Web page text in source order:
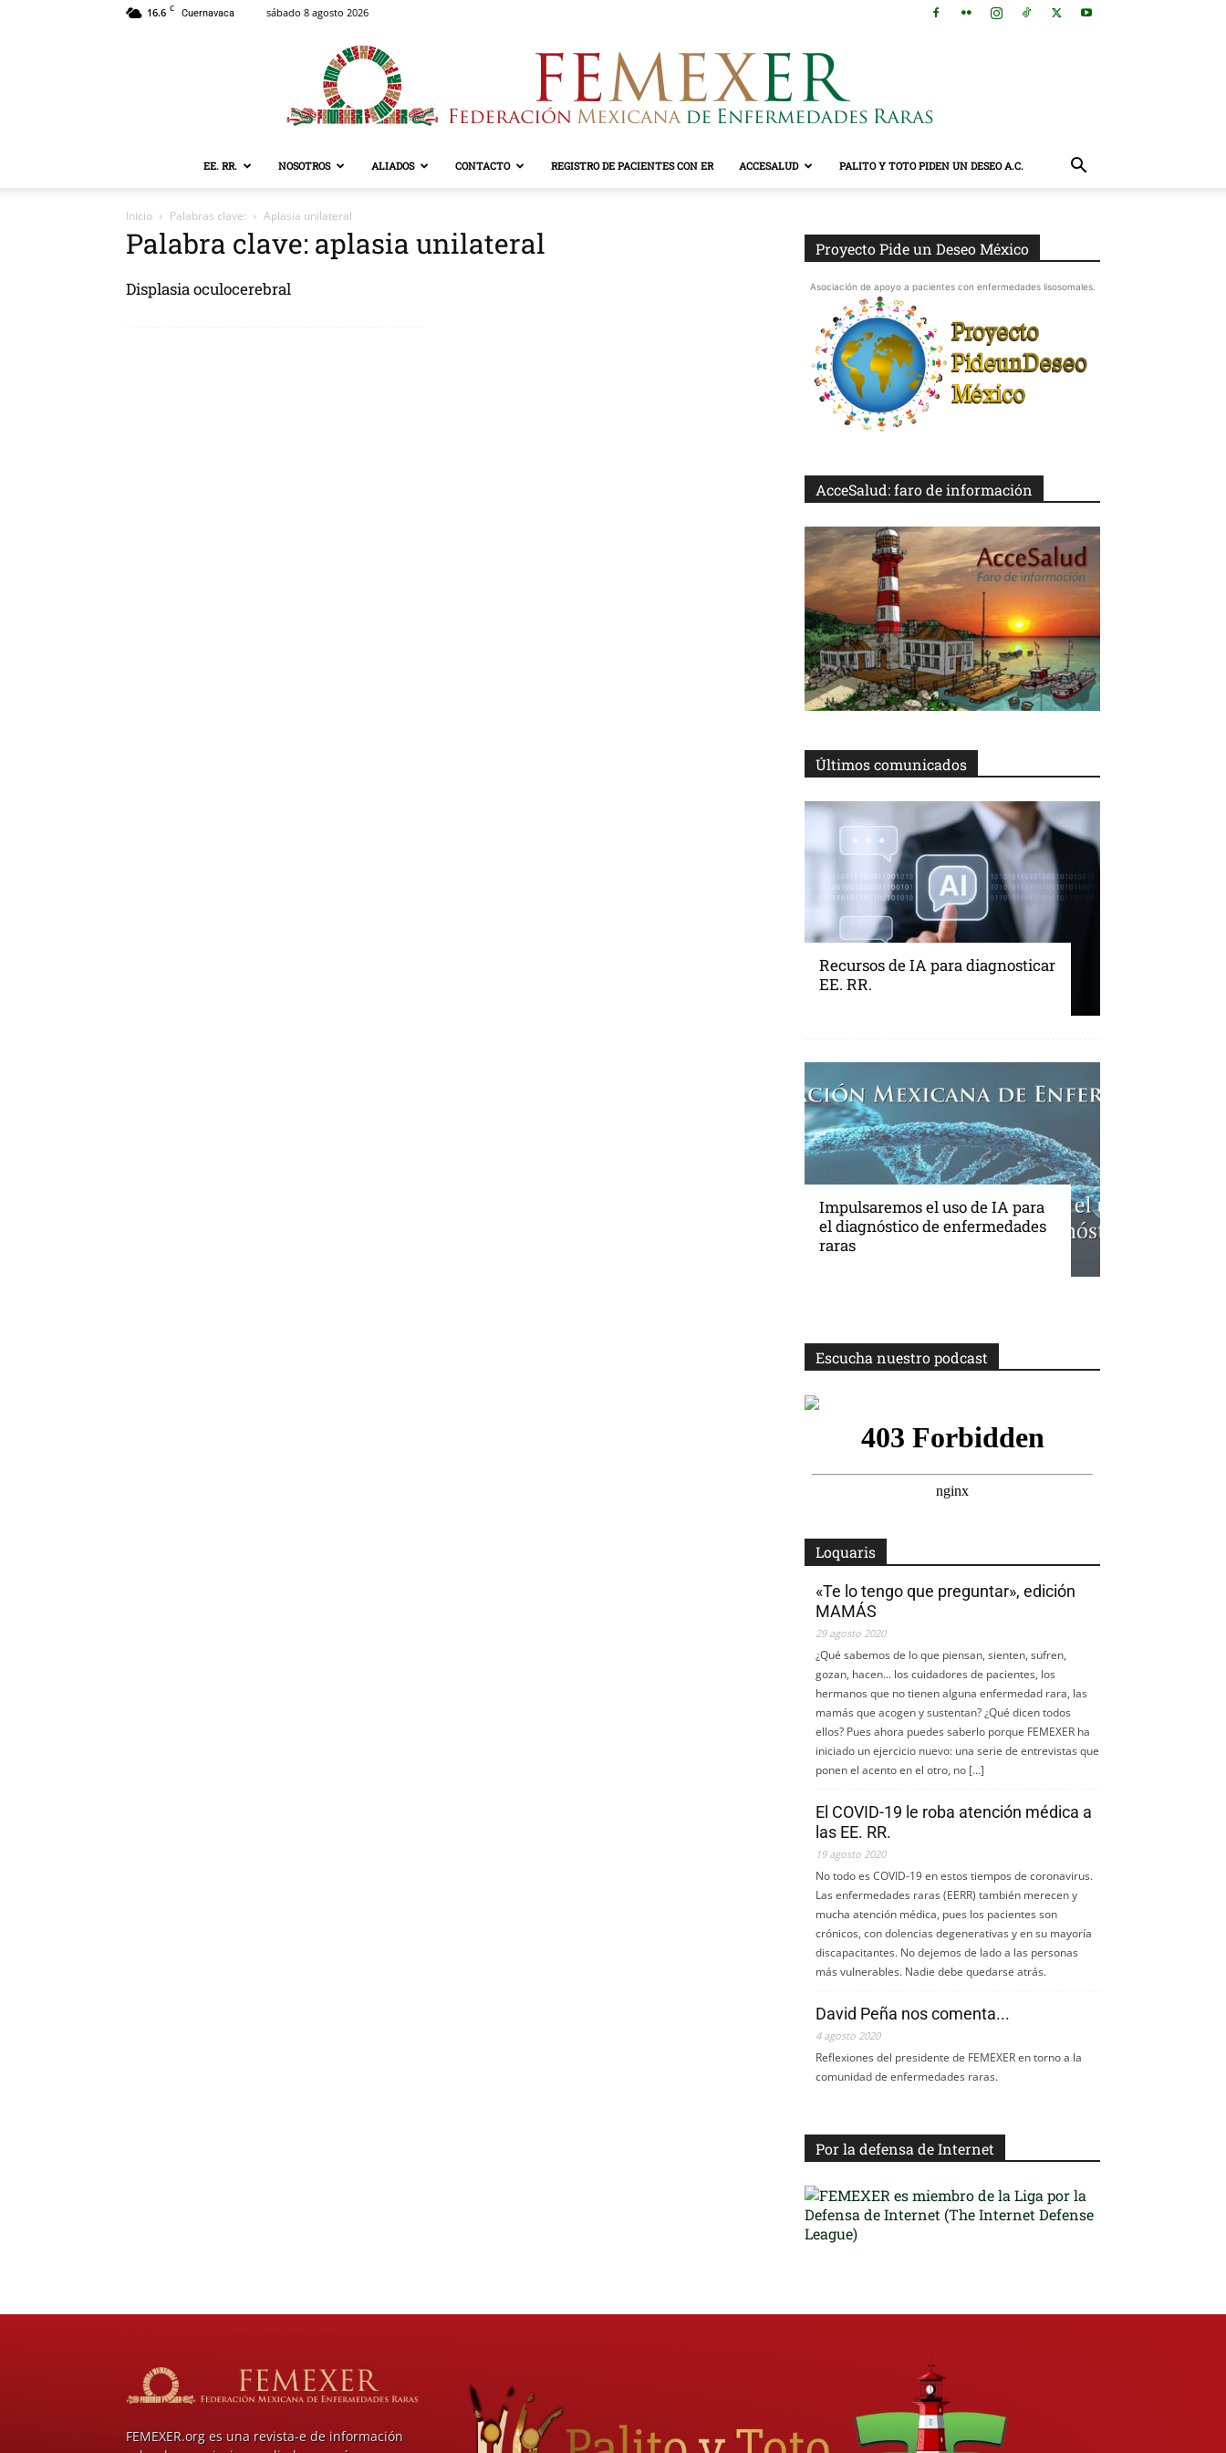
16.6 C Cuernavaca sábado 8 agosto 2026
EE. RR. NOSOTROS ALIADOS CONTACTO REGISTRO DE PACIENTES CON ER ACCESALUD PALITO Y TOTO PIDEN UN DESEO A.C.
Inicio Palabras clave: Aplasia unilateral
Palabra clave: aplasia unilateral
Displasia oculocerebral
Proyecto Pide un Deseo México
Asociación de apoyo a pacientes con enfermedades lisosomales.
AcceSalud: faro de información
Últimos comunicados
Recursos de IA para diagnosticar
EE. RR.
Impulsaremos el uso de IA para
el diagnóstico de enfermedades
raras
Escucha nuestro podcast
Loquaris
«Te lo tengo que preguntar», edición
MAMÁS
29 agosto 2020
¿Qué sabemos de lo que piensan, sienten, sufren,
gozan, hacen... los cuidadores de pacientes, los
hermanos que no tienen alguna enfermedad rara, las
mamás que acogen y sustentan? ¿Qué dicen todos
ellos? Pues ahora puedes saberlo porque FEMEXER ha
iniciado un ejercicio nuevo: una serie de entrevistas que
ponen el acento en el otro, no […]
El COVID-19 le roba atención médica a
las EE. RR.
19 agosto 2020
No todo es COVID-19 en estos tiempos de coronavirus.
Las enfermedades raras (EERR) también merecen y
mucha atención médica, pues los pacientes son
crónicos, con dolencias degenerativas y en su mayoría
discapacitantes. No dejemos de lado a las personas
más vulnerables. Nadie debe quedarse atrás.
David Peña nos comenta...
4 agosto 2020
Reflexiones del presidente de FEMEXER en torno a la
comunidad de enfermedades raras.
Por la defensa de Internet
FEMEXER.org es una revista-e de información